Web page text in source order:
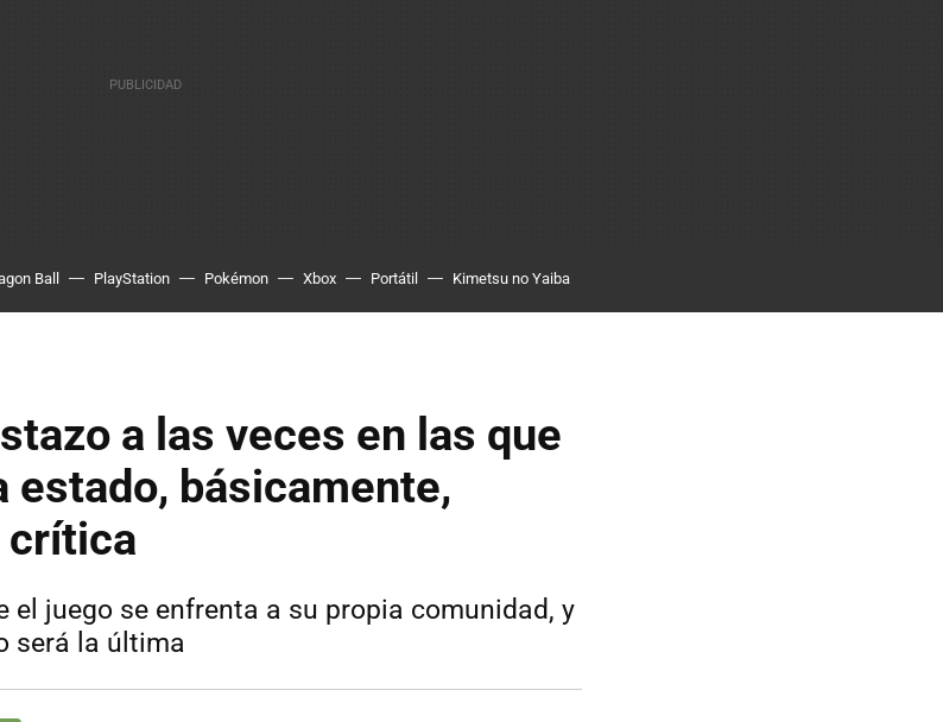
Ball PlayStation Pokémon Xbox Portátil Kimetsu no Yaiba
a las veces en las que
estado, básicamente,
crítica
el juego se enfrenta a su propia comunidad, y
será la última